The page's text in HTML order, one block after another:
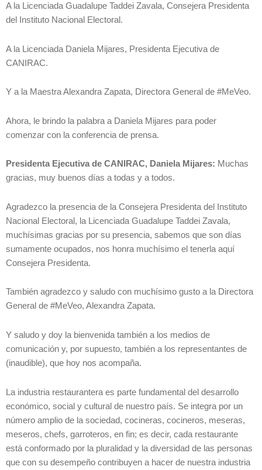
A la Licenciada Guadalupe Taddei Zavala, Consejera Presidenta
del Instituto Nacional Electoral.
A la Licenciada Daniela Mijares, Presidenta Ejecutiva de
CANIRAC.
Y a la Maestra Alexandra Zapata, Directora General de #MeVeo.
Ahora, le brindo la palabra a Daniela Mijares para poder
comenzar con la conferencia de prensa.
Presidenta Ejecutiva de CANIRAC, Daniela Mijares: Muchas
gracias, muy buenos días a todas y a todos.
Agradezco la presencia de la Consejera Presidenta del Instituto
Nacional Electoral, la Licenciada Guadalupe Taddei Zavala,
muchísimas gracias por su presencia, sabemos que son días
sumamente ocupados, nos honra muchísimo el tenerla aquí
Consejera Presidenta.
También agradezco y saludo con muchísimo gusto a la Directora
General de #MeVeo, Alexandra Zapata.
Y saludo y doy la bienvenida también a los medios de
comunicación y, por supuesto, también a los representantes de
(inaudible), que hoy nos acompaña.
La industria restaurantera es parte fundamental del desarrollo
económico, social y cultural de nuestro país. Se integra por un
número amplio de la sociedad, cocineras, cocineros, meseras,
meseros, chefs, garroteros, en fin; es decir, cada restaurante
está conformado por la pluralidad y la diversidad de las personas
que con su desempeño contribuyen a hacer de nuestra industria